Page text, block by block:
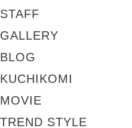
STAFF
GALLERY
BLOG
KUCHIKOMI
MOVIE
TREND STYLE